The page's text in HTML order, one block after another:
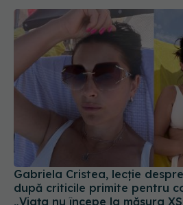
Gabriela Cristea, lecție
după criticile primite pentru
„Viața nu începe la măsura